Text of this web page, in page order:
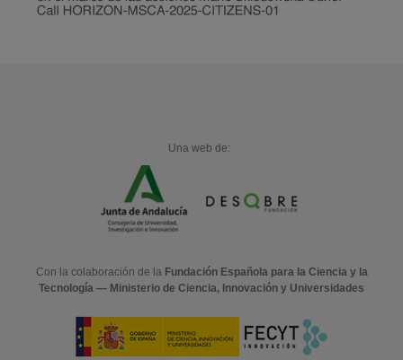
Una web de:
Con la colaboración de la Fundación Española para la Ciencia y la
Tecnología — Ministerio de Ciencia, Innovación y Universidades